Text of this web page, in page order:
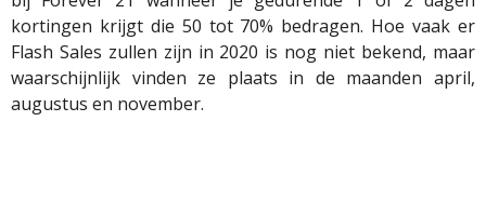
kortingen krijgt die 50 tot 70% bedragen. Hoe vaak er
Flash Sales zullen zijn in 2020 is nog niet bekend, maar
waarschijnlijk vinden ze plaats in de maanden april,
augustus en november.